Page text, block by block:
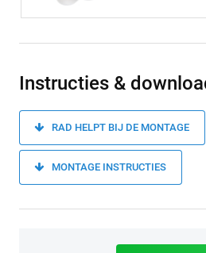
Instructies &
RAD HELPT BIJ DE MONTAGE
MONTAGE INSTRUCTIES